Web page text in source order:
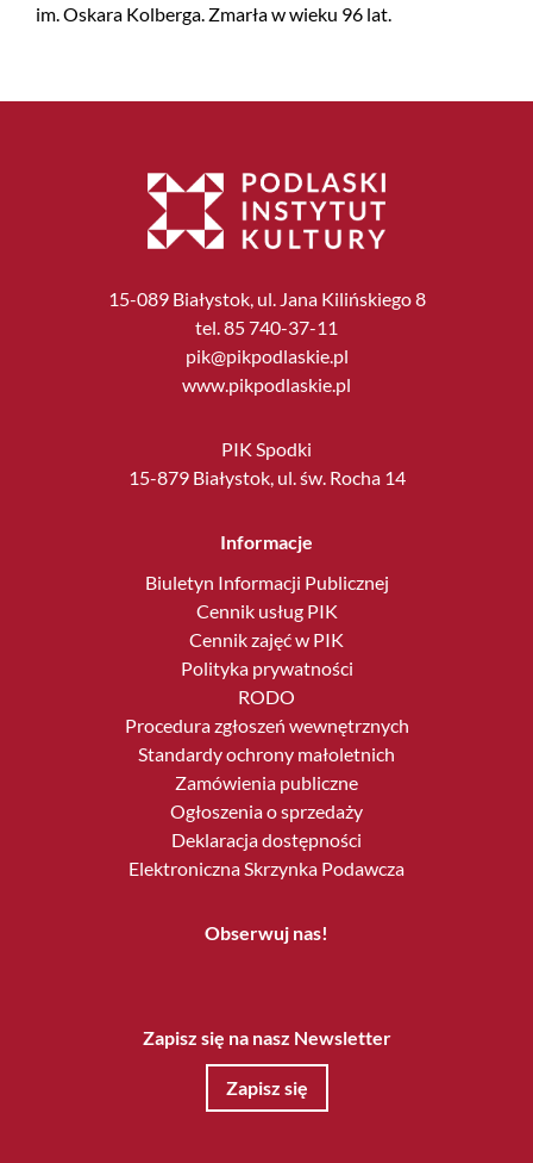
im. Oskara Kolberga. Zmarła w wieku 96 lat.
15-089 Białystok, ul. Jana Kilińskiego 8
tel. 85 740-37-11
pik@pikpodlaskie.pl
www.pikpodlaskie.pl
PIK Spodki
15-879 Białystok, ul. św. Rocha 14
Informacje
Biuletyn Informacji Publicznej
Cennik usług PIK
Cennik zajęć w PIK
Polityka prywatności
RODO
Procedura zgłoszeń wewnętrznych
Standardy ochrony małoletnich
Zamówienia publiczne
Ogłoszenia o sprzedaży
Deklaracja dostępności
Elektroniczna Skrzynka Podawcza
Obserwuj nas!
Zapisz się na nasz Newsletter
Zapisz się